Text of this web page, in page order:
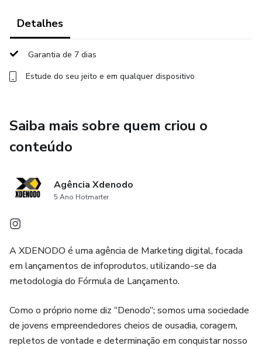
✅ Placa de "Bem-vindos"
✅ Página envelope para guardar os moldes
✅ Sugestão de preço de venda
✅ Fotos coloridas e detalhadas do projeto completo
💥 BÔNUS EXCLUSIVO: Aulas práticas com passo a passo
de montagem do painel!
Detalhes
Garantia de 7 dias
Estude do seu jeito e em qualquer dispositivo
Saiba mais sobre quem criou o
conteúdo
Agência Xdenodo
5 Ano Hotmarter
A XDENODO é uma agência de Marketing digital, focada
em lançamentos de infoprodutos, utilizando-se da
metodologia do Fórmula de Lançamento.
Como o próprio nome diz “Denodo”; somos uma sociedade
de jovens empreendedores cheios de ousadia, coragem,
repletos de vontade e determinação em conquistar nosso